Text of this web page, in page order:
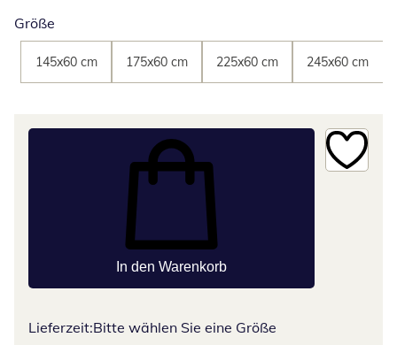
Größe
145x60 cm 175x60 cm 225x60 cm 245x60 cm
In den Warenkorb
Lieferzeit:Bitte wählen Sie eine Größe